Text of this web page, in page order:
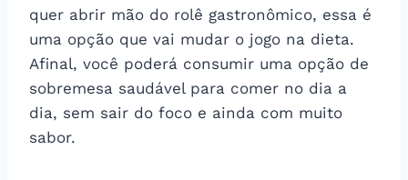
quer abrir mão do rolê gastronômico, essa é
uma opção que vai mudar o jogo na dieta.
Afinal, você poderá consumir uma opção de
sobremesa saudável para comer no dia a
dia, sem sair do foco e ainda com muito
sabor.